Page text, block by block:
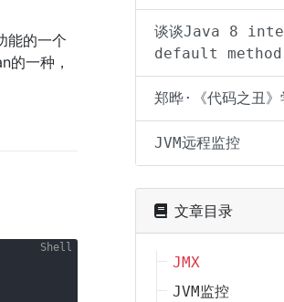
能的一个
的一种，
谈谈Java 8
default method
郑晔·《代码之丑
JVM远程监控
文章目录
JMX
JVM监控